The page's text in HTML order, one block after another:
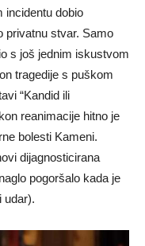
incidentu dobio
privatnu stvar. Samo
s još jednim iskustvom
tragedije s puškom
“Kandid ili
reanimacije hitno je
bolesti Kameni.
dijagnosticirana
pogoršalo kada je
udar).